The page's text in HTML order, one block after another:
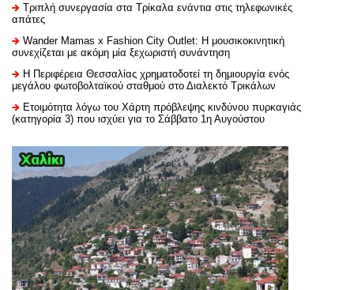
Τριπλή συνεργασία στα Τρίκαλα ενάντια στις τηλεφωνικές
απάτες
Wander Mamas x Fashion City Outlet: Η μουσικοκινητική
συνεχίζεται με ακόμη μία ξεχωριστή συνάντηση
H Περιφέρεια Θεσσαλίας χρηματοδοτεί τη δημιουργία ενός
μεγάλου φωτοβολταϊκού σταθμού στο Διαλεκτό Τρικάλων
Ετοιμότητα λόγω του Χάρτη πρόβλεψης κινδύνου πυρκαγιάς
(κατηγορία 3) που ισχύει για το Σάββατο 1η Αυγούστου